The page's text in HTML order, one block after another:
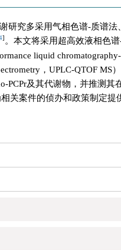
研究多采用气相色谱-质谱法
] 。本文将采用超高效液相色
liquid
，UPLC-QTOF MS
PCPr及其代谢物，并推测其
关案件的侦办和政策制定提